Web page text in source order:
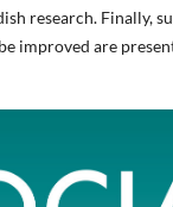
research. Finally,
improved are